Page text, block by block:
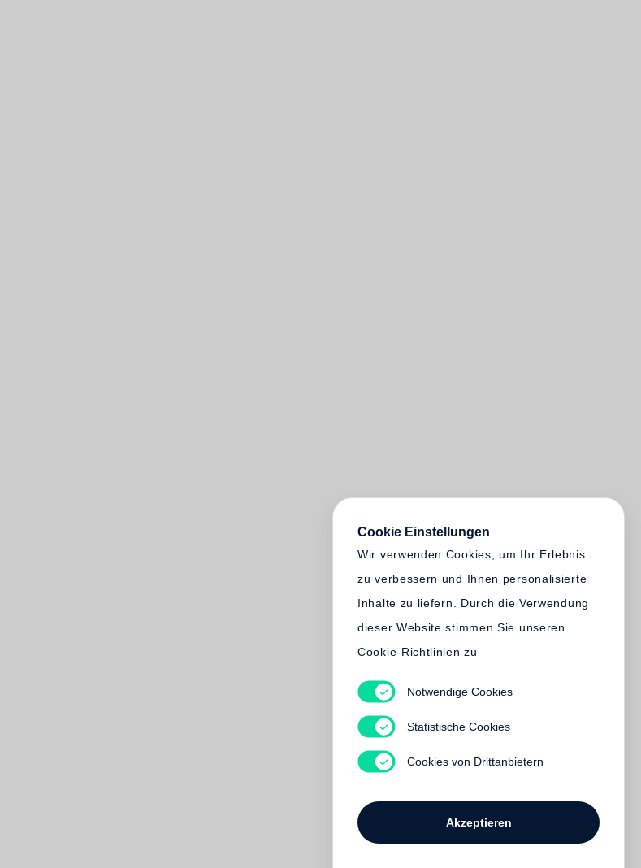
Cookie Einstellungen
Wir verwenden Cookies, um Ihr Erlebnis
zu verbessern und Ihnen personalisierte
Inhalte zu liefern. Durch die Verwendung
dieser Website stimmen Sie unseren
Cookie-Richtlinien zu
Notwendige Cookies
Statistische Cookies
Cookies von Drittanbietern
Akzeptieren